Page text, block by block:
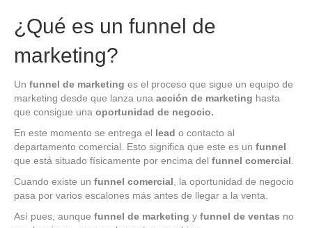
¿Qué es un funnel de
marketing?
Un funnel de marketing es el proceso que sigue un equipo de
marketing desde que lanza una acción de marketing hasta
que consigue una oportunidad de negocio.
En este momento se entrega el lead o contacto al
departamento comercial. Esto significa que este es un funnel
que está situado físicamente por encima del funnel comercial
Cuando existe un funnel comercial , la oportunidad de negocio
pasa por varios escalones más antes de llegar a la venta.
Así pues, aunque funnel de marketing y funnel de ventas no